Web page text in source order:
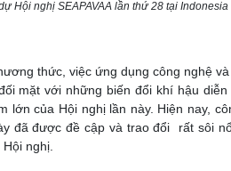
Hội nghị SEAPAVAA lần thứ 28 tại Indonesia
thức, việc ứng dụng công nghệ
mặt với những biến đổi khí hậu
của Hội nghị lần này. Hiện nay,
đã được đề cập và trao đổi rất sôi
nghị.